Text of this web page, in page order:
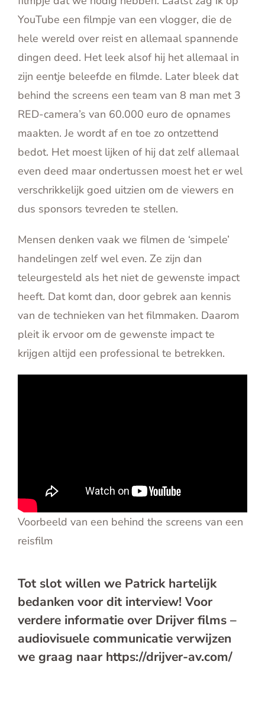
YouTube een filmpje van een vlogger, die de
hele wereld over reist en allemaal spannende
dingen deed. Het leek alsof hij het allemaal in
zijn eentje beleefde en filmde. Later bleek dat
behind the screens een team van 8 man met 3
RED-camera’s van 60.000 euro de opnames
maakten. Je wordt af en toe zo ontzettend
bedot. Het moest lijken of hij dat zelf allemaal
even deed maar ondertussen moest het er wel
verschrikkelijk goed uitzien om de viewers en
dus sponsors tevreden te stellen.
Mensen denken vaak we filmen de ‘simpele’
handelingen zelf wel even. Ze zijn dan
teleurgesteld als het niet de gewenste impact
heeft. Dat komt dan, door gebrek aan kennis
van de technieken van het filmmaken. Daarom
pleit ik ervoor om de gewenste impact te
krijgen altijd een professional te betrekken.
Voorbeeld van een behind the screens van een
reisfilm
Tot slot willen we Patrick hartelijk
bedanken voor dit interview! Voor
verdere informatie over Drijver films –
audiovisuele communicatie verwijzen
we graag naar https://drijver-av.com/